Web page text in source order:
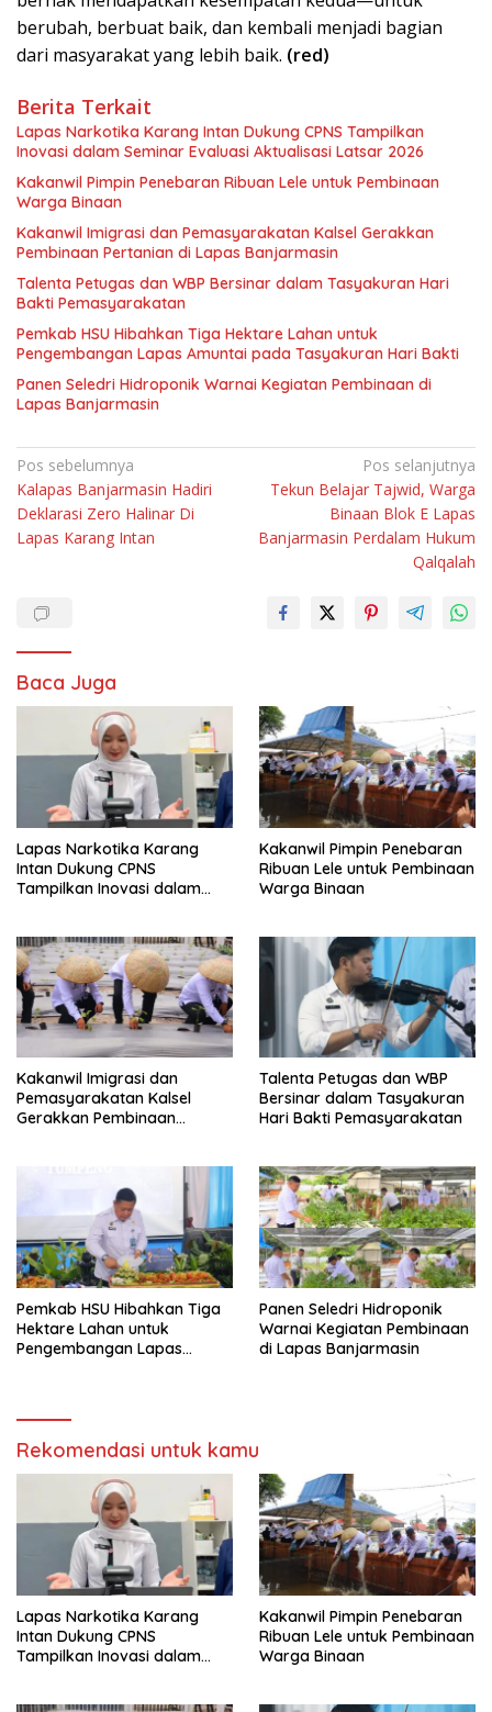
berubah, berbuat baik, dan kembali menjadi bagian
dari masyarakat yang lebih baik. (red)
Berita Terkait
Lapas Narkotika Karang Intan Dukung CPNS Tampilkan
Inovasi dalam Seminar Evaluasi Aktualisasi Latsar 2026
Kakanwil Pimpin Penebaran Ribuan Lele untuk Pembinaan
Warga Binaan
Kakanwil Imigrasi dan Pemasyarakatan Kalsel Gerakkan
Pembinaan Pertanian di Lapas Banjarmasin
Talenta Petugas dan WBP Bersinar dalam Tasyakuran Hari
Bakti Pemasyarakatan
Pemkab HSU Hibahkan Tiga Hektare Lahan untuk
Pengembangan Lapas Amuntai pada Tasyakuran Hari Bakti
Panen Seledri Hidroponik Warnai Kegiatan Pembinaan di
Lapas Banjarmasin
Navigasi
pos
Pos sebelumnya
Kalapas Banjarmasin Hadiri
Deklarasi Zero Halinar Di
Lapas Karang Intan
Pos selanjutnya
Tekun Belajar Tajwid, Warga
Binaan Blok E Lapas
Banjarmasin Perdalam Hukum
Qalqalah
Baca Juga
Lapas Narkotika Karang
Intan Dukung CPNS
Tampilkan Inovasi dalam
Kakanwil Pimpin Penebaran
Ribuan Lele untuk Pembinaan
Warga Binaan
Kakanwil Imigrasi dan
Pemasyarakatan Kalsel
Gerakkan Pembinaan
Talenta Petugas dan WBP
Bersinar dalam Tasyakuran
Hari Bakti Pemasyarakatan
Pemkab HSU Hibahkan Tiga
Hektare Lahan untuk
Pengembangan Lapas
Panen Seledri Hidroponik
Warnai Kegiatan Pembinaan
di Lapas Banjarmasin
Rekomendasi untuk kamu
Lapas Narkotika Karang
Intan Dukung CPNS
Tampilkan Inovasi dalam
Kakanwil Pimpin Penebaran
Ribuan Lele untuk Pembinaan
Warga Binaan